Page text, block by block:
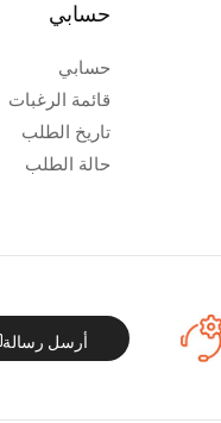
حسابي
حسابي
قائمة الرغبات
تاريخ الطلب
حالة الطلب
أرسل رسالة